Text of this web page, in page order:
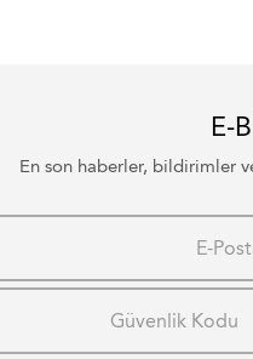
E-
En son haberler, bildirimler